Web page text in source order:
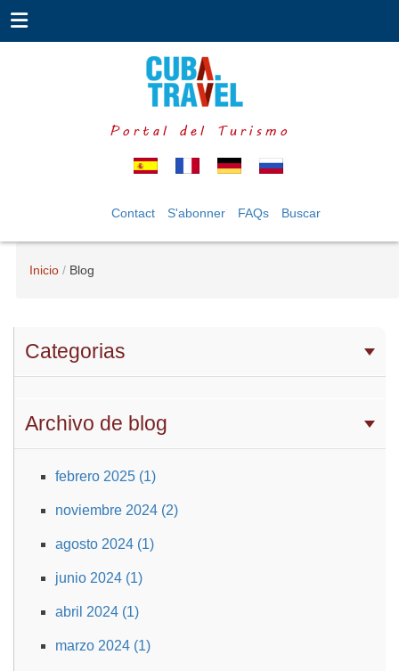
Portal del Turismo
Contact S'abonner FAQs Buscar
Inicio Blog
Categorias
Archivo de blog
febrero 2025 (1)
noviembre 2024 (2)
agosto 2024 (1)
junio 2024 (1)
abril 2024 (1)
marzo 2024 (1)